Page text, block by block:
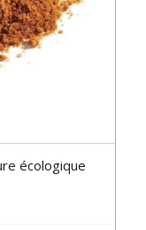
écologique